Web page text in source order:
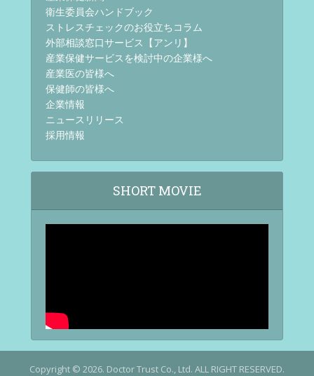
衛生委員会ハンドブック
ストレスチェックのお役立ちコラム
外部相談窓口サービス【アンリ】
産業保健サービスを検討中の企業様へ
産業医の皆様へ
保健師の皆様へ
企業情報
ニュースリリース
採用情報
SHORT MOVIE
Copyright © 2026. Doctor Trust Co., Ltd. ALL RIGHT RESERVED.